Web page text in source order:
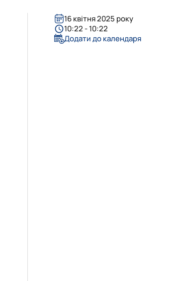
16 квітня 2025 року
10:22 - 10:22
Додати до календаря